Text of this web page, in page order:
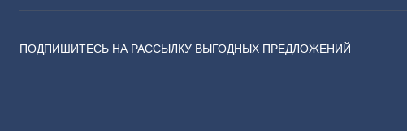
ПОДПИШИТЕСЬ НА РАССЫЛКУ ВЫГОДНЫХ ПРЕДЛОЖЕНИЙ